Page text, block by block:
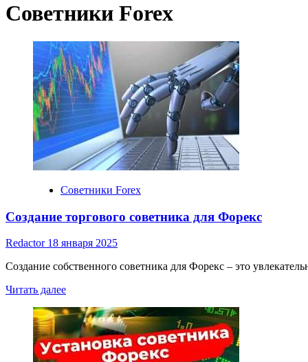
Советники Forex
Советники Forex
Создание торгового советника для Форекс
Redactor 18 января 2025
Создание собственного советника для Форекс – это
Читать далееПрочитать
о
Создание
торгового
советника